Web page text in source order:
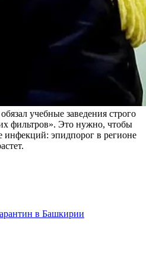
учебные заведения строго
фильтров». Это нужно, чтобы
инфекций: эпидпорог в регионе
в Башкирии